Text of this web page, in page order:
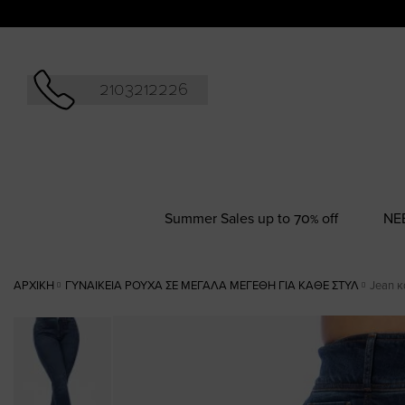
2103212226
Summer Sales up to 70% off
ΑΡΧΙΚΉ ΓΥΝΑΙΚΕΊΑ ΡΟΎΧΑ ΣΕ ΜΕΓΆΛΑ ΜΕΓΈΘΗ ΓΙΑ ΚΆΘΕ ΣΤΥΛ Jean
Skip